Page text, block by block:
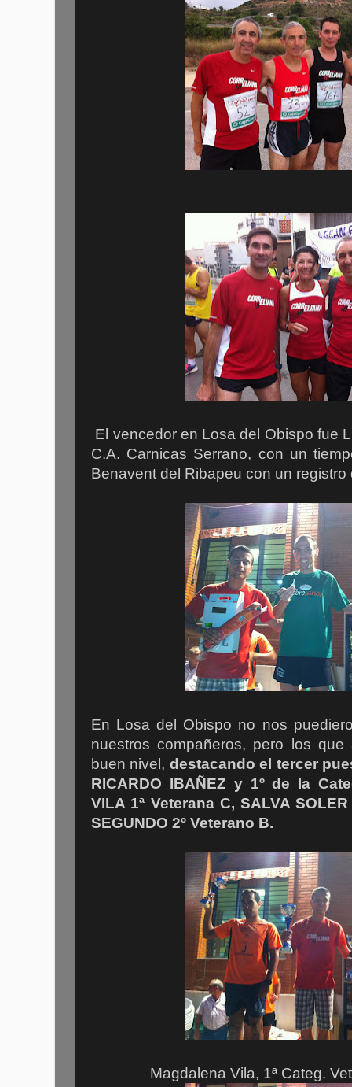
El vencedor en Losa del Obispo fue
C.A. Carnicas Serrano, con un
Benavent del Ribapeu con un registro
En Losa del Obispo no nos
nuestros compañeros, pero los
buen nivel, destacando el tercer
RICARDO IBAÑEZ y 1º de la
VILA 1ª Veterana C, SALVA
SEGUNDO 2º Veterano B.
Magdalena Vila, 1ª Categ.